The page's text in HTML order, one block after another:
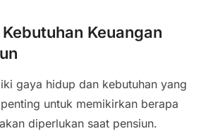
Keuangan
gaya hidup dan kebutuhan yang
untuk memikirkan berapa
diperlukan saat pensiun.